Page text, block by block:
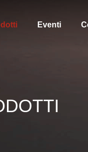
Eventi